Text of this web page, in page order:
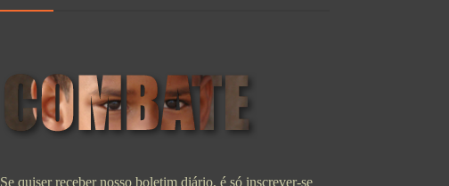
Se quiser receber nosso boletim diário, é só inscrever-se